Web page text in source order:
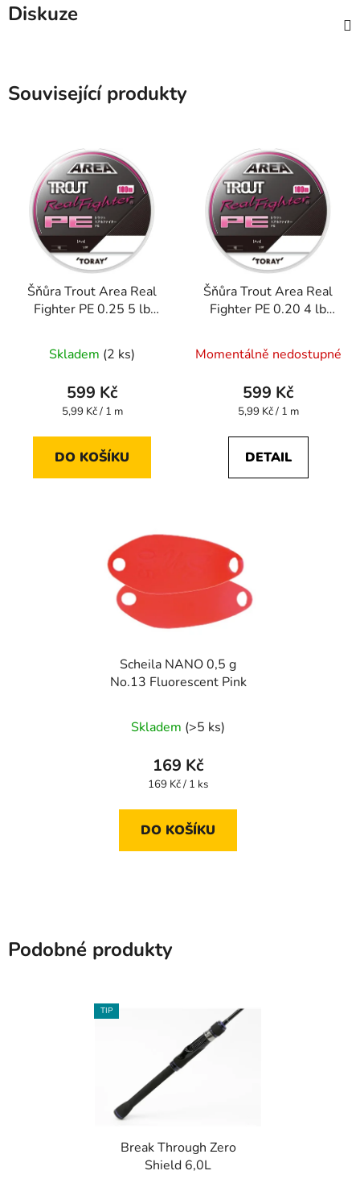
Diskuze
Související produkty
Šňůra Trout Area Real
Fighter PE 0.25 5 lb
Skladem (2 ks)
599 Kč
Měrná
5,99 Kč / 1 m
DO KOŠÍKU
Šňůra Trout Area Real
Fighter PE 0.20 4 lb
Momentálně nedostupné
599 Kč
Měrná
5,99 Kč / 1 m
DETAIL
Scheila NANO 0,5 g
No.13 Fluorescent Pink
Skladem (>5 ks)
169 Kč
Měrná
169 Kč / 1 ks
DO KOŠÍKU
Podobné produkty
TIP
Break Through Zero
Shield 6,0L